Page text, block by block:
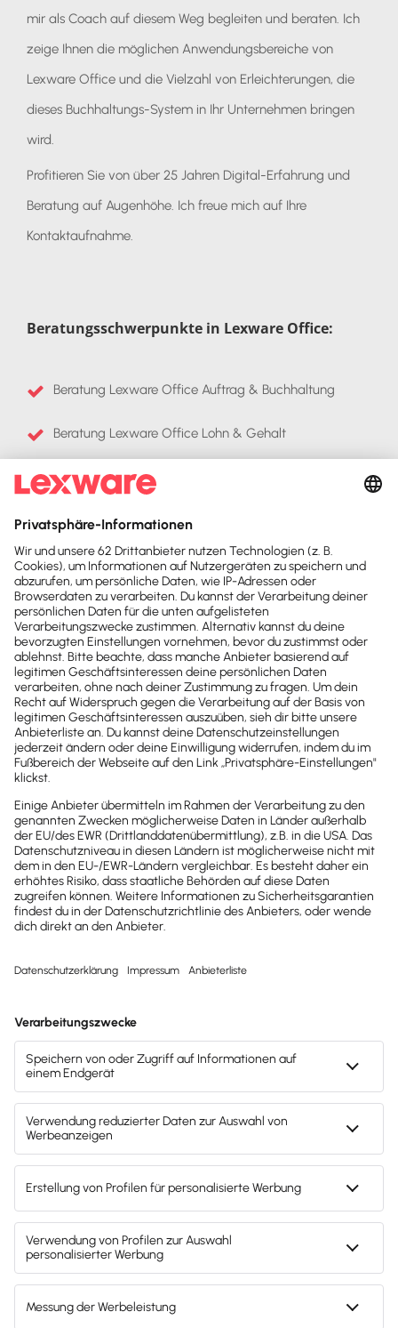
mir als Coach auf diesem Weg begleiten und beraten. Ich
zeige Ihnen die möglichen Anwendungsbereiche von
Lexware Office und die Vielzahl von Erleichterungen, die
dieses Buchhaltungs-System in Ihr Unternehmen bringen
wird.
Profitieren Sie von über 25 Jahren Digital-Erfahrung und
Beratung auf Augenhöhe. Ich freue mich auf Ihre
Kontaktaufnahme.
Beratungsschwerpunkte in Lexware Office:
Beratung Lexware Office Auftrag & Buchhaltung
Beratung Lexware Office Lohn & Gehalt
Datenübernahme aus Fremdsystemen
Individuelle Schulungsangebote
Partnerlösungen
Zusätzliches Fachwissen:
AI Digital Consulting
Alper Iseri
Karl-Ferdinand-Braun-Straße 5
E-Mail:
info@digitalconsulting.de
Webseite:https://digitalconsulting.de/
Jetzt Termin vereinbaren